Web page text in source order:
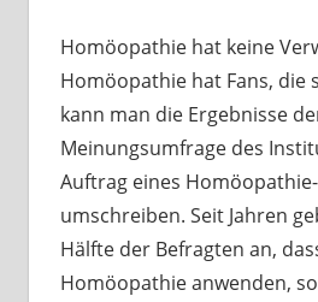
Homöopathie hat keine
Homöopathie hat Fans, die
kann man die Ergebnisse
Meinungsumfrage des
Auftrag eines
umschreiben. Seit Jahren
Hälfte der Befragten an,
Homöopathie anwenden,